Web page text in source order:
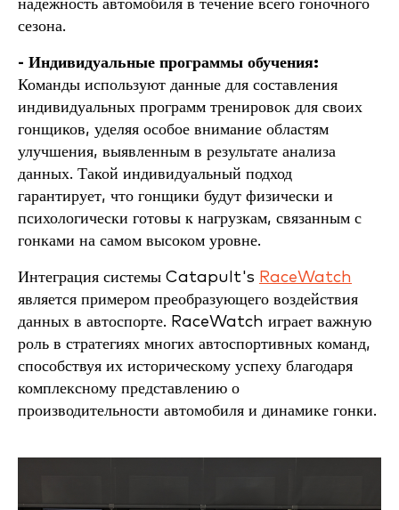
надежность автомобиля в течение всего гоночного
сезона.
- Индивидуальные программы обучения:
Команды используют данные для составления
индивидуальных программ тренировок для своих
гонщиков, уделяя особое внимание областям
улучшения, выявленным в результате анализа
данных. Такой индивидуальный подход
гарантирует, что гонщики будут физически и
психологически готовы к нагрузкам, связанным с
гонками на самом высоком уровне.
Интеграция системы Catapult's RaceWatch
является примером преобразующего воздействия
данных в автоспорте. RaceWatch играет важную
роль в стратегиях многих автоспортивных команд,
способствуя их историческому успеху благодаря
комплексному представлению о
производительности автомобиля и динамике гонки.